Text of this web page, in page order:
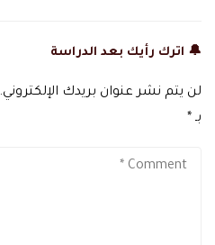
🔔 اترك رأيك بعد الدراسة
لن يتم نشر عنوان بريدك الإلكتروني.
بـ *